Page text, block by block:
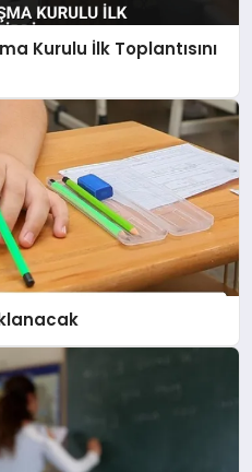
Kurulu İlk Toplantısını